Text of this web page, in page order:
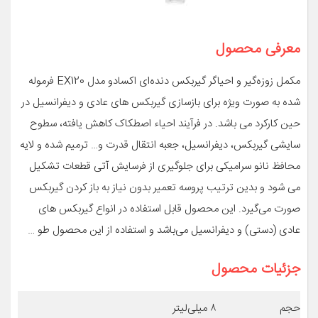
معرفی محصول
مکمل زوزه‌گیر و احیاگر گیربکس دنده‌ای اکسادو مدل EX120 فرموله
شده به صورت ویژه برای بازسازی گیربکس های عادی و دیفرانسیل در
حین کارکرد می باشد. در فرآیند احیاء اصطکاک کاهش یافته، سطوح
سایشی گیربکس، دیفرانسیل، جعبه انتقال قدرت و… ترمیم شده و لایه
محافظ نانو سرامیکی برای جلوگیری از فرسایش آتی قطعات تشکیل
می شود و بدین ترتیب پروسه تعمیر بدون نیاز به باز کردن گیربکس
صورت می‌گیرد. این محصول قابل استفاده در انواع گیربکس های
عادی (دستی) و دیفرانسیل می‌باشد و استفاده از این محصول طو …
جزئیات محصول
حجم ۸ میلی‌لیتر